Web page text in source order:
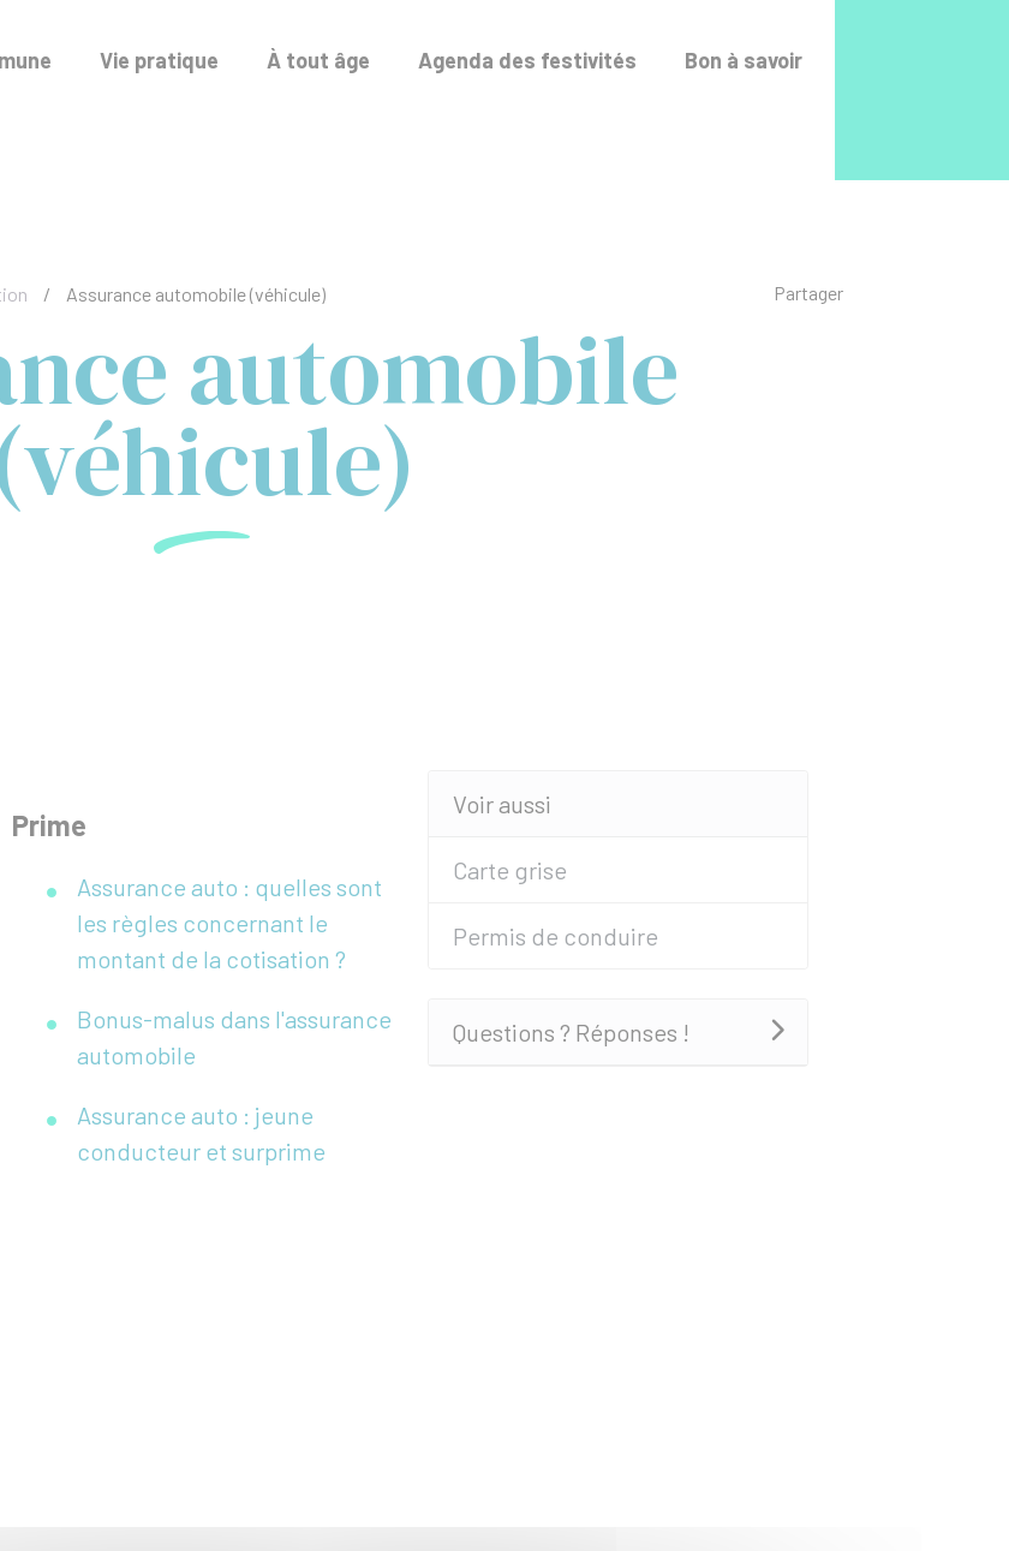
Vie pratique À tout âge Agenda des festivités Bon à savoir
/ Assurance automobile (véhicule) Partager
automobile
Prime
Assurance auto : quelles sont
les règles concernant le
montant de la cotisation ?
Bonus-malus dans l'assurance
automobile
Assurance auto : jeune
conducteur et surprime
Voir aussi
Carte grise
Permis de conduire
Questions ? Réponses !